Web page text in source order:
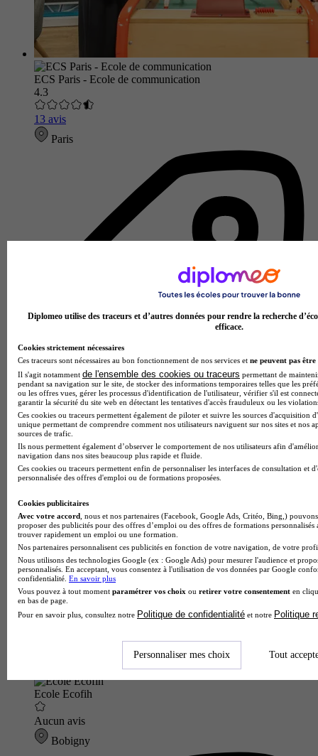
ECS Paris - Ecole de communication
4.3
13 avis
Paris
École de communication
Voir l’établissement
Ecole Ecofih
Aucun avis
Bobigny
Diplomeo utilise des traceurs et d’autres données pour rendre la recherche
efficace.
Cookies strictement nécessaires
Ces traceurs sont nécessaires au bon fonctionnement de nos services et ne peuvent pas être
Il s'agit notamment de l'ensemble des cookies ou traceurs permettant de
pendant sa navigation sur le site, de stocker des informations temporaires telles que les
ou les offres vues, gérer les processus d'identification de l'utilisateur, vérifier s'il est
garantir la sécurité du site web en détectant les tentatives d'accès frauduleux ou les
Ces cookies ou traceurs permettent également de piloter et suivre les sources d'acquisition
unique permettant de comprendre comment nos utilisateurs naviguent sur nos sites et nos
sources de trafic.
Ils nous permettent également d’observer le comportement de nos utilisateurs afin
navigation dans nos sites beaucoup plus rapide et fluide.
Ces cookies ou traceurs permettent enfin de personnaliser les interfaces de consultation et
personnalisée des offres d'emploi ou de formations proposées.
Cookies publicitaires
Avec votre accord , nous et nos partenaires (Facebook, Google Ads, Critéo, Bing,)
proposer des publicités pour des offres d’emploi ou des offres de formations
trouver rapidement un emploi ou une formation.
Nos partenaires personnalisent ces publicités en fonction de votre navigation, de votre
Nous utilisons des technologies Google (ex : Google Ads) pour mesurer l'audience et
personnalisés. En acceptant, vous consentez à l'utilisation de vos données par Google
confidentialité. En savoir plus
Vous pouvez à tout moment paramétrer vos choix ou retirer votre consentement en
en bas de page.
Pour en savoir plus, consultez notre Politique de confidentialité et notre Politique
Personnaliser mes choix Tout